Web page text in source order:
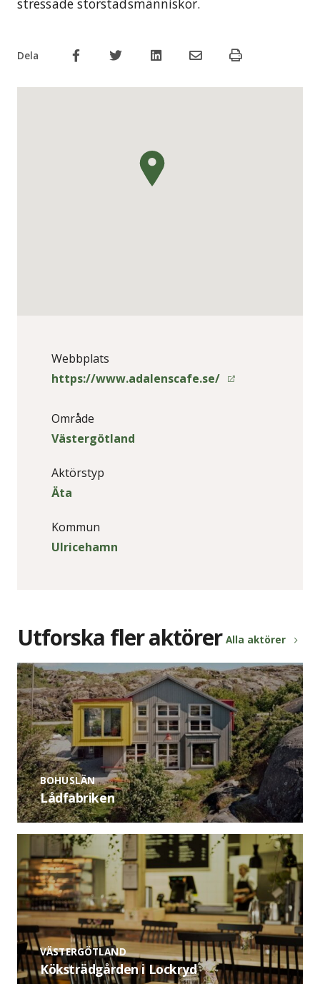
Dela
Webbplats
https://www.adalenscafe.se/
Område
Västergötland
Aktörstyp
Äta
Kommun
Ulricehamn
Utforska fler aktörer Alla aktörer
BOHUSLÄN
Lådfabriken
VÄSTERGÖTLAND
Köksträdgården i Lockryd